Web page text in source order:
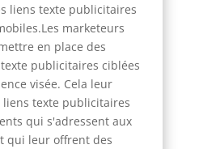
liens texte publicitaires
marketeurs
en place des
publicitaires ciblées
visée. Cela leur
texte publicitaires
qui s'adressent aux
qui leur offrent des